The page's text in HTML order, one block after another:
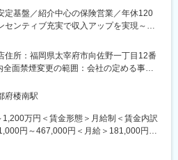
顧客紹介型営業のため、飛び込みやテ
たインセンティブ制度を導入しており、
半期ごとに支給され、継続的な収入形成
万円、主任職平均120万円、係長職平
定基盤／紹介中心の保険営業／年休120
センティブ充実で収入アップを実現～
万棟超を誇る低価格×良品質住宅のリー
開拓する営業ではなく、住宅購入を検討
設計から関わる営業スタイルです。
生命保険をワンストップで提案し、お客
る総合コンサルタントとして活躍できま
住所：福岡県太宰府市向佐野一丁目12番
面禁煙変更の範囲：会社の定める事業
府楼南駅
1,200万円＜賃金形態＞月給制＜賃金内訳
円～467,000円＜月給＞181,000円～